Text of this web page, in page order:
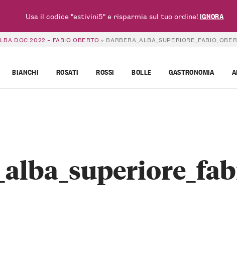
DOC 2022 – FABIO OBERTO »
BIANCHI ROSATI ROSSI BOLLE GASTRONOMIA
Usa il codice "estivini5" e risparmia sul tuo ordine!IGNORA